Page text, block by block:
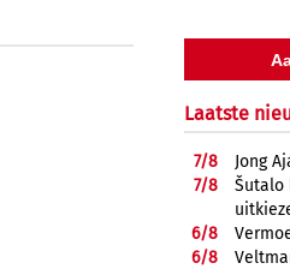
Laatste
7/8
Jong
7/8
Šutalo
6/8
6/8